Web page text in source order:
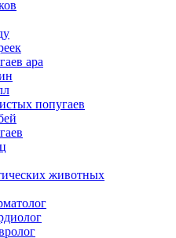
ара
попугаев
животных